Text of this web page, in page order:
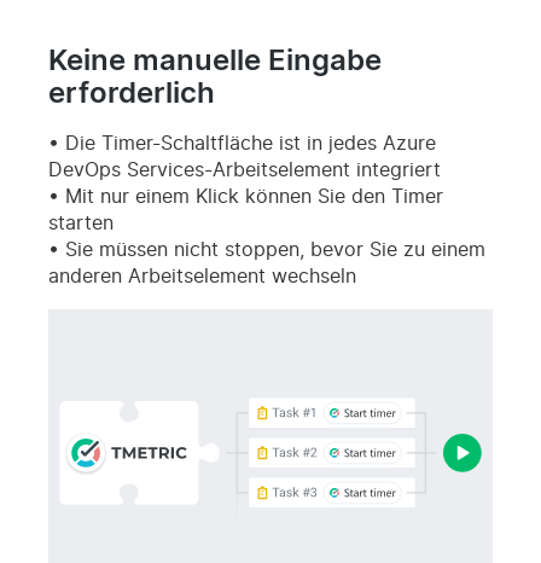
Keine manuelle Eingabe
erforderlich
Die Timer-Schaltfläche ist in jedes Azure
DevOps Services-Arbeitselement integriert
Mit nur einem Klick können Sie den Timer
starten
Sie müssen nicht stoppen, bevor Sie zu einem
anderen Arbeitselement wechseln